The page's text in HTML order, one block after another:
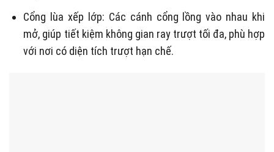
Cổng lùa xếp lớp: Các cánh cổng lồng vào nhau khi
mở, giúp tiết kiệm không gian ray trượt tối đa, phù hợp
với nơi có diện tích trượt hạn chế.